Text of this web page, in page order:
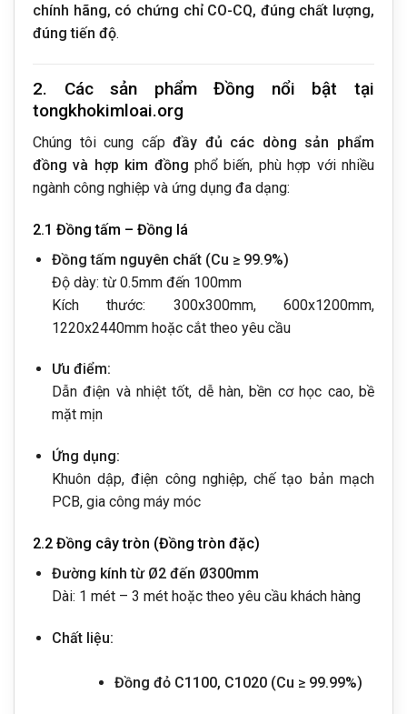
chính hãng, có chứng chỉ CO-CQ, đúng chất lượng,
đúng tiến độ.
2. Các sản phẩm Đồng nổi bật tại
tongkhokimloai.org
Chúng tôi cung cấpđầy đủ các dòng sản phẩm
đồng và hợp kim đồng phổ biến, phù hợp với nhiều
ngành công nghiệp và ứng dụng đa dạng:
2.1 Đồng tấm – Đồng lá
Đồng tấm nguyên chất (Cu ≥ 99.9%)
Độ dày: từ 0.5mm đến 100mm
Kích thước: 300x300mm, 600x1200mm,
1220x2440mm hoặc cắt theo yêu cầu
Ưu điểm:
Dẫn điện và nhiệt tốt, dễ hàn, bền cơ học cao, bề
mặt mịn
Ứng dụng:
Khuôn dập, điện công nghiệp, chế tạo bản mạch
PCB, gia công máy móc
2.2 Đồng cây tròn (Đồng tròn đặc)
Đường kính từ Ø2 đến Ø300mm
Dài: 1 mét – 3 mét hoặc theo yêu cầu khách hàng
Chất liệu:
Đồng đỏ C1100, C1020 (Cu ≥ 99.99%)